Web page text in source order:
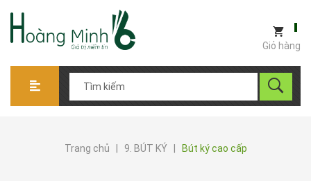
Giỏ hàng
Trang chủ 9. BÚT KÝ Bút ký cao cấp